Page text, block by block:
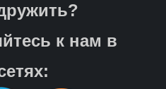
к нам в